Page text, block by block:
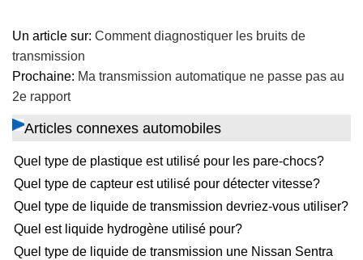
Un article sur: Comment diagnostiquer les bruits de
transmission
Prochaine: Ma transmission automatique ne passe pas au
2e rapport
Articles connexes automobiles
Quel type de plastique est utilisé pour les pare-chocs?
Quel type de capteur est utilisé pour détecter vitesse?
Quel type de liquide de transmission devriez-vous utiliser?
Quel est liquide hydrogène utilisé pour?
Quel type de liquide de transmission une Nissan Sentra